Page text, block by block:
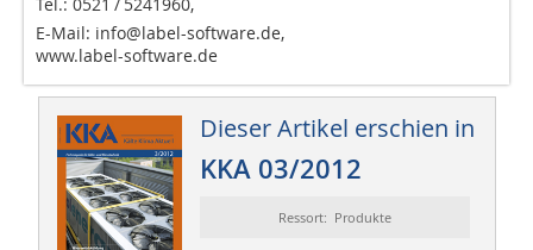
Tel.: 0521 / 5241960,
E-Mail: info@label-software.de,
www.label-software.de
Dieser Artikel erschien in
KKA 03/2012
Ressort: Produkte